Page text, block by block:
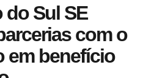
do Sul SE
com o
em benefício